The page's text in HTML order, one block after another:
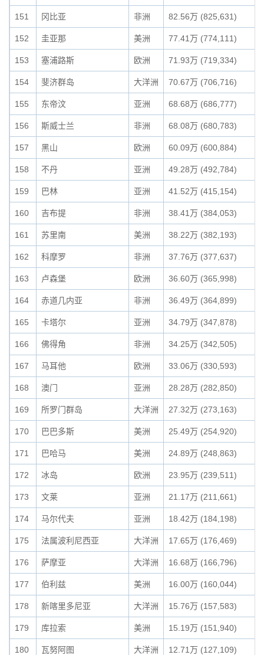
151 冈比亚 非洲 82.56万 (825,631)
152 圭亚那 美洲 77.41万 (774,111)
153 塞浦路斯 欧洲 71.93万 (719,334)
154 斐济群岛 大洋洲 70.67万 (706,716)
155 东帝汶 亚洲 68.68万 (686,777)
156 斯威士兰 非洲 68.08万 (680,783)
157 黑山 欧洲 60.09万 (600,884)
158 不丹 亚洲 49.28万 (492,784)
159 巴林 亚洲 41.52万 (415,154)
160 吉布提 非洲 38.41万 (384,053)
161 苏里南 美洲 38.22万 (382,193)
162 科摩罗 非洲 37.76万 (377,637)
163 卢森堡 欧洲 36.60万 (365,998)
164 赤道几内亚 非洲 36.49万 (364,899)
165 卡塔尔 亚洲 34.79万 (347,878)
166 佛得角 非洲 34.25万 (342,505)
167 马耳他 欧洲 33.06万 (330,593)
168 澳门 亚洲 28.28万 (282,850)
169 所罗门群岛 大洋洲 27.32万 (273,163)
170 巴巴多斯 美洲 25.49万 (254,920)
171 巴哈马 美洲 24.89万 (248,863)
172 冰岛 欧洲 23.95万 (239,511)
173 文莱 亚洲 21.17万 (211,661)
174 马尔代夫 亚洲 18.42万 (184,198)
175 法属波利尼西亚 大洋洲 17.65万 (176,469)
176 萨摩亚 大洋洲 16.68万 (166,796)
177 伯利兹 美洲 16.00万 (160,044)
178 新喀里多尼亚 大洋洲 15.76万 (157,583)
179 库拉索 美洲 15.19万 (151,940)
180 瓦努阿图 大洋洲 12.71万 (127,109)